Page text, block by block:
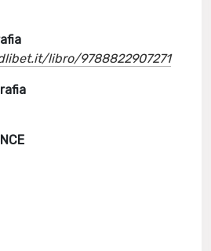
libro/9788822907271